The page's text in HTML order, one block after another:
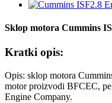
Sklop motora Cummins
Kratki opis:
Opis: sklop motora
motor proizvodi BFCEC,
Engine Company.